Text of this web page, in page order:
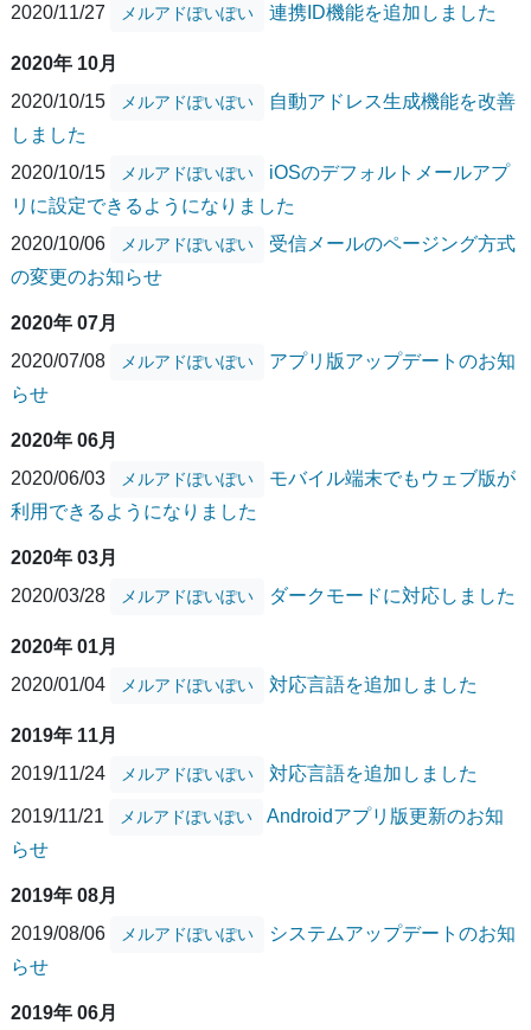
2020/11/27
メルアドぽいぽい 連携ID機能を追加しました
2020年 10月
2020/10/15
メルアドぽいぽい
自動アドレス生成機能を改善
しました
2020/10/15
メルアドぽいぽい
iOSのデフォルトメールアプ
リに設定できるようになりました
2020/10/06
メルアドぽいぽい
受信メールのページング方式
の変更のお知らせ
2020年 07月
2020/07/08
メルアドぽいぽい
アプリ版アップデートのお知
らせ
2020年 06月
2020/06/03
メルアドぽいぽい
モバイル端末でもウェブ版が
利用できるようになりました
2020年 03月
2020/03/28
メルアドぽいぽい ダークモードに対応しました
2020年 01月
2020/01/04
メルアドぽいぽい 対応言語を追加しました
2019年 11月
2019/11/24
メルアドぽいぽい 対応言語を追加しました
2019/11/21 メルアドぽいぽい
Androidアプリ版更新のお知
らせ
2019年 08月
2019/08/06
メルアドぽいぽい
システムアップデートのお知
らせ
2019年 06月